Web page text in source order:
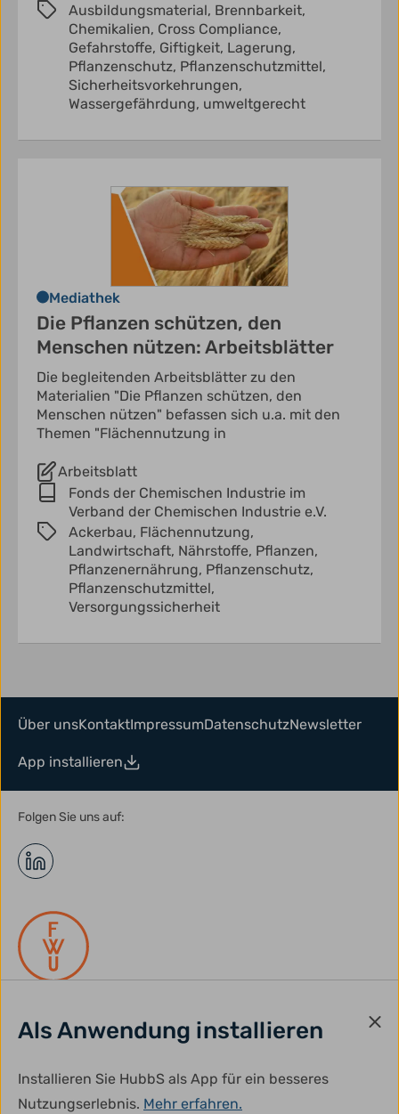
Ausbildungsmaterial, Brennbarkeit,
Chemikalien, Cross Compliance,
Gefahrstoffe, Giftigkeit, Lagerung,
Pflanzenschutz, Pflanzenschutzmittel,
Sicherheitsvorkehrungen,
Wassergefährdung, umweltgerecht
Mediathek
Die Pflanzen schützen, den
Menschen nützen: Arbeitsblätter
Die begleitenden Arbeitsblätter zu den
Materialien "Die Pflanzen schützen, den
Menschen nützen" befassen sich u.a. mit den
Themen "Flächennutzung in
Arbeitsblatt
Fonds der Chemischen Industrie im
Verband der Chemischen Industrie e.V.
Ackerbau, Flächennutzung,
Landwirtschaft, Nährstoffe, Pflanzen,
Pflanzenernährung, Pflanzenschutz,
Pflanzenschutzmittel,
Versorgungssicherheit
Als Anwendung installieren
Installieren Sie HubbS als App für ein besseres
Nutzungserlebnis. Mehr erfahren.
Über unsKontaktImpressumDatenschutzNewsletter
App installieren
Folgen Sie uns auf:
gefördert durch: